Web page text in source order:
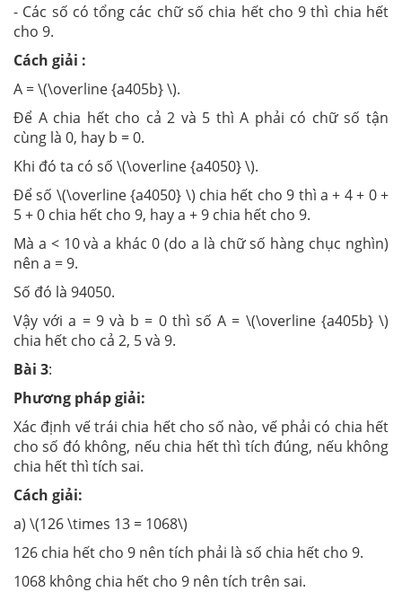
- Các số có tổng các chữ số chia hết cho 9 thì chia hết
cho 9.
Cách giải :
A = \(\overline {a405b} \).
Để A chia hết cho cả 2 và 5 thì A phải có chữ số tận
cùng là 0, hay b = 0.
Khi đó ta có số \(\overline {a4050} \).
Để số \(\overline {a4050} \) chia hết cho 9 thì a + 4 + 0 +
5 + 0 chia hết cho 9, hay a + 9 chia hết cho 9.
Mà a < 10 và a khác 0 (do a là chữ số hàng chục nghìn)
nên a = 9.
Số đó là 94050.
Vậy với a = 9 và b = 0 thì số A = \(\overline {a405b} \)
chia hết cho cả 2, 5 và 9.
Bài 3:
Phương pháp giải:
Xác định vế trái chia hết cho số nào, vế phải có chia hết
cho số đó không, nếu chia hết thì tích đúng, nếu không
chia hết thì tích sai.
Cách giải:
a) \(126 \times 13 = 1068\)
126 chia hết cho 9 nên tích phải là số chia hết cho 9.
1068 không chia hết cho 9 nên tích trên sai.